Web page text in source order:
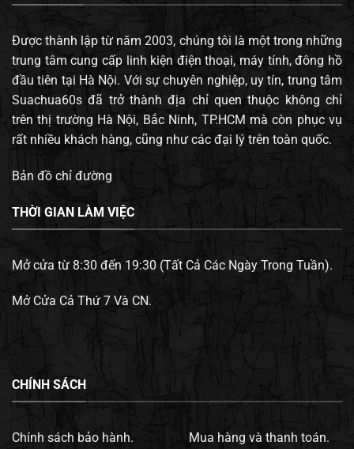
Được thành lập từ năm 2003, chúng tôi là một trong những
trung tâm cung cấp linh kiện điện thoại, máy tính, đông hồ
đầu tiên tại Hà Nội. Với sự chuyên nghiệp, uy tín, trung tâm
Suachua60s đã trở thành địa chỉ quen thuộc không chỉ
trên thị trường Hà Nội, Bắc Ninh, TP.HCM mà còn phục vụ
rất nhiều khách hàng, cũng như các đại lý trên toàn quốc.
Bản đồ chỉ đường
THỜI GIAN LÀM VIỆC
Mở cửa từ 8:30 đến 19:30 (Tất Cả Các Ngày Trong Tuần).
Mở Cửa Cả Thứ 7 Và CN.
CHÍNH SÁCH
Chính sách bảo hành. Mua hàng và thanh toán.